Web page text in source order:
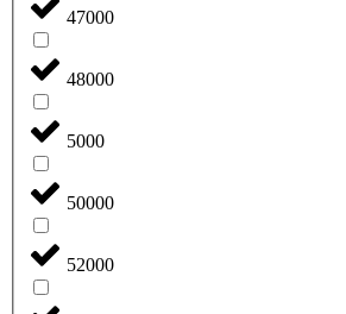
47000
48000
5000
50000
52000